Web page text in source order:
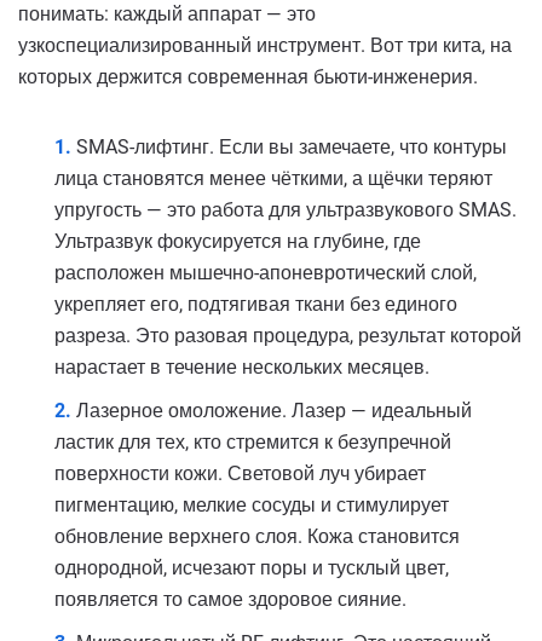
понимать: каждый аппарат — это
узкоспециализированный инструмент. Вот три кита, на
которых держится современная бьюти-инженерия.
SMAS-лифтинг. Если вы замечаете, что контуры
лица становятся менее чёткими, а щёчки теряют
упругость — это работа для ультразвукового SMAS.
Ультразвук фокусируется на глубине, где
расположен мышечно-апоневротический слой,
укрепляет его, подтягивая ткани без единого
разреза. Это разовая процедура, результат которой
нарастает в течение нескольких месяцев.
Лазерное омоложение. Лазер — идеальный
ластик для тех, кто стремится к безупречной
поверхности кожи. Световой луч убирает
пигментацию, мелкие сосуды и стимулирует
обновление верхнего слоя. Кожа становится
однородной, исчезают поры и тусклый цвет,
появляется то самое здоровое сияние.